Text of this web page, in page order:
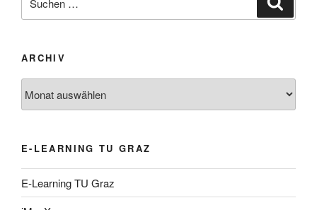
nach:
ARCHIV
E-LEARNING TU GRAZ
E-Learning TU Graz